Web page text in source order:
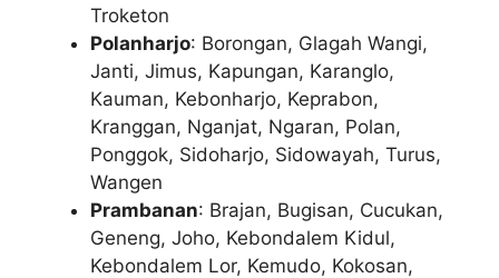
Troketon
Polanharjo: Borongan, Glagah Wangi,
Janti, Jimus, Kapungan, Karanglo,
Kauman, Kebonharjo, Keprabon,
Kranggan, Nganjat, Ngaran, Polan,
Ponggok, Sidoharjo, Sidowayah, Turus,
Wangen
Prambanan: Brajan, Bugisan, Cucukan,
Geneng, Joho, Kebondalem Kidul,
Kebondalem Lor, Kemudo, Kokosan,